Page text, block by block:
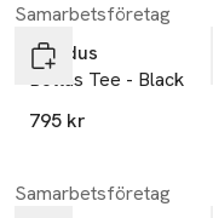
Samarbetsföretag
Residus
Bottas Tee - Black
795 kr
Samarbetsföretag